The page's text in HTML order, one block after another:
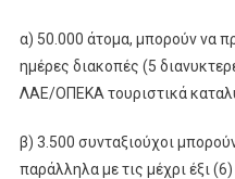
α) 50.000 άτομα, μπορούν να
ημέρες διακοπές (5
ΛΑΕ/ΟΠΕΚΑ τουριστικά
β) 3.500 συνταξιούχοι
παράλληλα με τις μέχρι έξι